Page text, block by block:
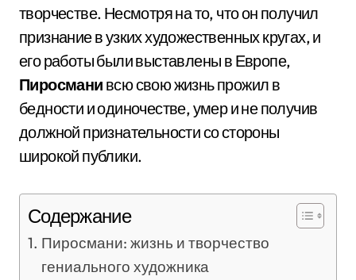
творчестве. Несмотря на то, что он получил
признание в узких художественных кругах, и
его работы были выставлены в Европе,
Пиросмани всю свою жизнь прожил в
бедности и одиночестве, умер и не получив
должной признательности со стороны
широкой публики.
Содержание
Пиросмани: жизнь и творчество
гениального художника